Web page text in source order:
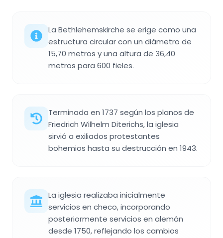
La Bethlehemskirche se erige como una
estructura circular con un diámetro de
15,70 metros y una altura de 36,40
metros para 600 fieles.
Terminada en 1737 según los planos de
Friedrich Wilhelm Diterichs, la iglesia
sirvió a exiliados protestantes
bohemios hasta su destrucción en 1943.
La iglesia realizaba inicialmente
servicios en checo, incorporando
posteriormente servicios en alemán
desde 1750, reflejando los cambios